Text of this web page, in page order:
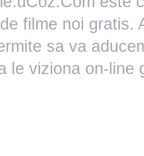
filme noi gratis.
sa va
le viziona on-line